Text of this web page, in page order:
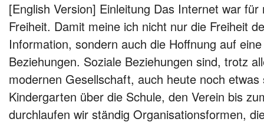
[English Version] Einleitung Das Internet war
Freiheit. Damit meine ich nicht nur die Freiheit
Information, sondern auch die Hoffnung auf
Beziehungen. Soziale Beziehungen sind, trotz
modernen Gesellschaft, auch heute noch
Kindergarten über die Schule, den Verein bis
durchlaufen wir ständig Organisationsformen,